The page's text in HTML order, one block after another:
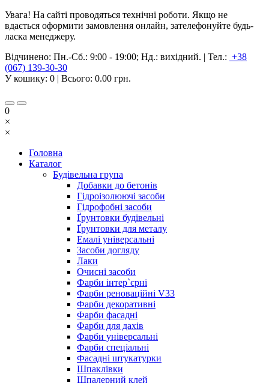
Увага! На сайті проводяться технічні роботи. Якщо не
вдається оформити замовлення онлайн, зателефонуйте будь-
ласка менеджеру.
Відчинено: Пн.-Сб.: 9:00 - 19:00; Нд.: вихідний. | Тел.: +38
(067) 139-30-30
У кошику: 0 | Всього: 0.00 грн.
0
×
×
Головна
Каталог
Будівельна група
Добавки до бетонів
Гідроізолюючі засоби
Гідрофобні засоби
Ґрунтовки будівельні
Ґрунтовки для металу
Емалі універсальні
Засоби догляду
Лаки
Очисні засоби
Фарби інтер`єрні
Фарби реноваційні V33
Фарби декоративні
Фарби фасадні
Фарби для дахів
Фарби універсальні
Фарби спеціальні
Фасадні штукатурки
Шпаклівки
Шпалерний клей